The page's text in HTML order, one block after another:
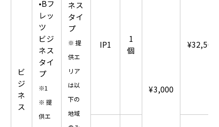
ビ
ジ
ネ
ス
•Bフ
レッ
ツ
ビジ
ネス
タイ
プ
※1
※ 提
供エ
ネス
タイ
プ
※ 提
供エ
リア
は以
下の
地域
¥3,000
IP1
1
個
¥32,500